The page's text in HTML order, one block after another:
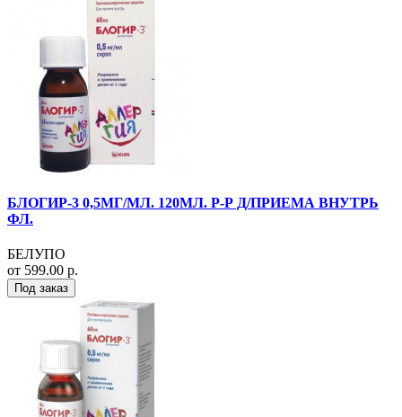
БЛОГИР-3 0,5МГ/МЛ. 120МЛ. Р-Р Д/ПРИЕМА ВНУТРЬ
ФЛ.
БЕЛУПО
от 599.00 р.
Под заказ